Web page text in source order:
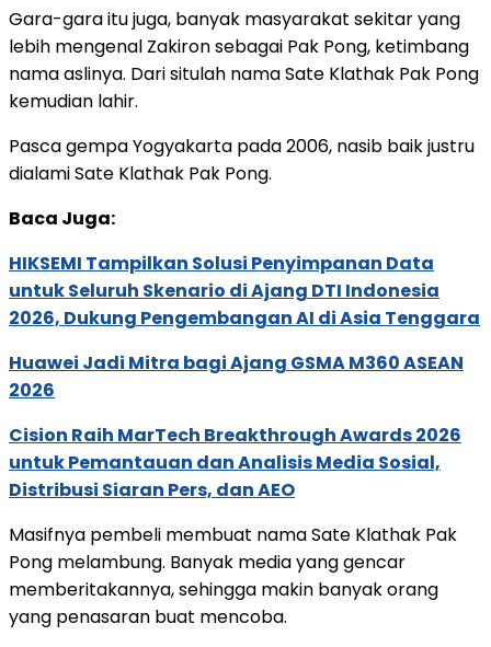
Gara-gara itu juga, banyak masyarakat sekitar yang
lebih mengenal Zakiron sebagai Pak Pong, ketimbang
nama aslinya. Dari situlah nama Sate Klathak Pak Pong
kemudian lahir.
Pasca gempa Yogyakarta pada 2006, nasib baik justru
dialami Sate Klathak Pak Pong.
Baca Juga:
HIKSEMI Tampilkan Solusi Penyimpanan Data
untuk Seluruh Skenario di Ajang DTI Indonesia
2026, Dukung Pengembangan AI di Asia Tenggara
Huawei Jadi Mitra bagi Ajang GSMA M360 ASEAN
2026
Cision Raih MarTech Breakthrough Awards 2026
untuk Pemantauan dan Analisis Media Sosial,
Distribusi Siaran Pers, dan AEO
Masifnya pembeli membuat nama Sate Klathak Pak
Pong melambung. Banyak media yang gencar
memberitakannya, sehingga makin banyak orang
yang penasaran buat mencoba.